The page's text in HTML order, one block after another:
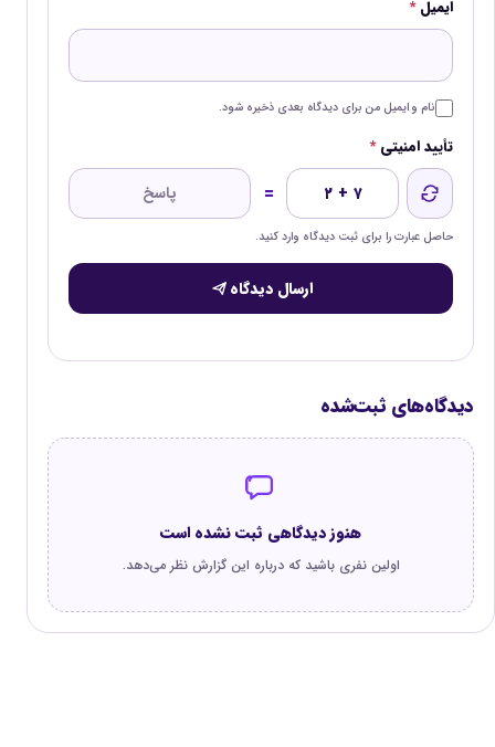
ایمیل*
نام و ایمیل من برای دیدگاه بعدی ذخیره شود.
تأیید امنیتی*
۲ + ۷ =
حاصل عبارت را برای ثبت دیدگاه وارد کنید.
ارسال دیدگاه
دیدگاه‌های ثبت‌شده
هنوز دیدگاهی ثبت نشده است
اولین نفری باشید که درباره این گزارش نظر می‌دهد.